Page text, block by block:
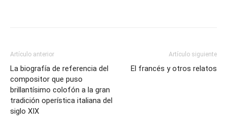
Artículo anterior
La biografía de referencia del
compositor que puso
brillantísimo colofón a la gran
tradición operística italiana del
siglo XIX
Artículo siguiente
El francés y otros relatos